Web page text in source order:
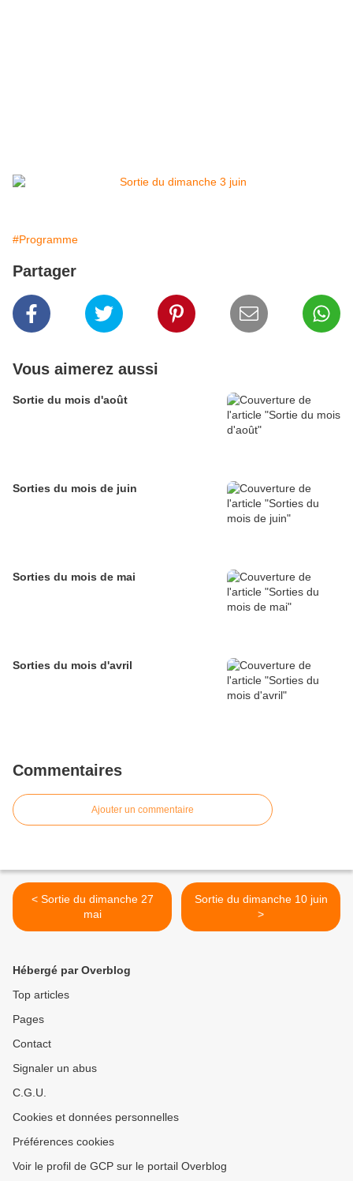
#Programme
Partager
Vous aimerez aussi
Sortie du mois d'août
Sorties du mois de juin
Sorties du mois de mai
Sorties du mois d'avril
Commentaires
Ajouter un commentaire
< Sortie du dimanche 27
mai
Sortie du dimanche 10 juin
>
Hébergé par Overblog
Top articles
Pages
Contact
Signaler un abus
C.G.U.
Cookies et données personnelles
Préférences cookies
Voir le profil de GCP sur le portail Overblog